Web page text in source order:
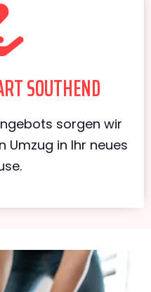
SOUTHEND
sorgen wir
Umzug in Ihr neues